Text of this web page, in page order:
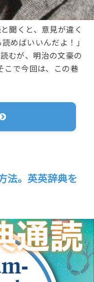
聞くと、意見が違く
めばいいんだよ！」
むが、明治の文豪の
こで今回は、この巷
法。英英辞典を